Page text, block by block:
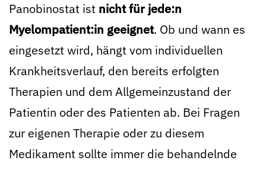
Panobinostat ist nicht für jede:n
Myelompatient:in geeignet. Ob und wann es
eingesetzt wird, hängt vom individuellen
Krankheitsverlauf, den bereits erfolgten
Therapien und dem Allgemeinzustand der
Patientin oder des Patienten ab. Bei Fragen
zur eigenen Therapie oder zu diesem
Medikament sollte immer die behandelnde